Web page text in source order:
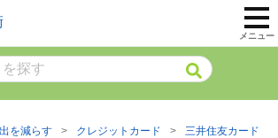
メニュー
を減らす クレジットカード 三井住友カード